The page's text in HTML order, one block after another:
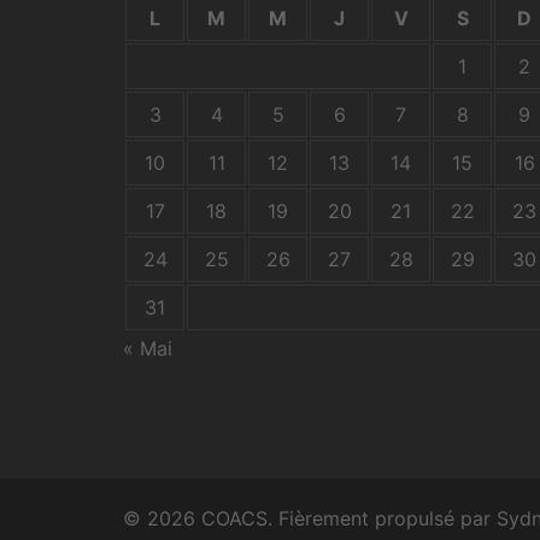
L M M J V S
D
1
2
3
4 5 6 7 8
9
10
11 12 13 14 15
16
17
18 19 20 21 22
23
24
25 26 27 28 29
30
31
« Mai
© 2026 COACS. Fièrement propulsé par